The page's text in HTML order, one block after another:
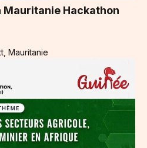
Hackathon
Mauritanie